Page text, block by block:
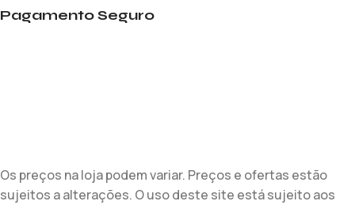
Pagamento Seguro
Os preços na loja podem variar. Preços e ofertas estão
sujeitos a alterações. O uso deste site está sujeito aos